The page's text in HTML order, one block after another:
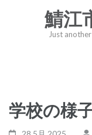
ス
鯖江
Just
学校の様